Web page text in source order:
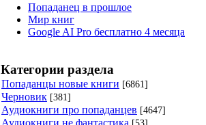
Попаданец в прошлое
Мир книг
Google AI Pro бесплатно 4 месяца
Категории раздела
Попаданцы новые книги [6861]
Черновик [381]
Аудиокниги про попаданцев [4647]
Аудиокниги не фантастика [53]